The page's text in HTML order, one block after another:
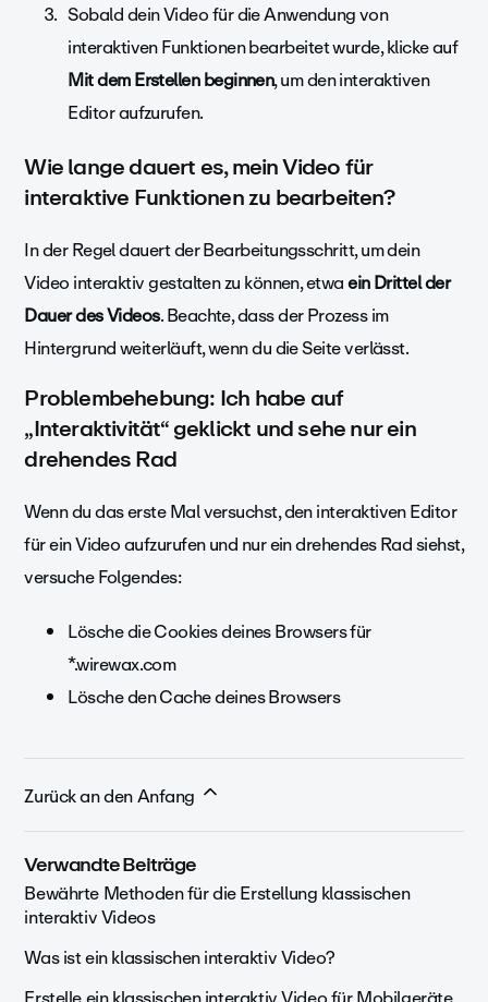
Sobald dein Video für die Anwendung von
interaktiven Funktionen bearbeitet wurde, klicke auf
Mit dem Erstellen beginnen, um den interaktiven
Editor aufzurufen.
Wie lange dauert es, mein Video für
interaktive Funktionen zu bearbeiten?
In der Regel dauert der Bearbeitungsschritt, um dein
Video interaktiv gestalten zu können, etwaein Drittel der
Dauer des Videos. Beachte, dass der Prozess im
Hintergrund weiterläuft, wenn du die Seite verlässt.
Problembehebung: Ich habe auf
„Interaktivität“ geklickt und sehe nur ein
drehendes Rad
Wenn du das erste Mal versuchst, den interaktiven Editor
für ein Video aufzurufen und nur ein drehendes Rad siehst,
versuche Folgendes:
Lösche die Cookies deines Browsers für
*.wirewax.com
Lösche den Cache deines Browsers
Zurück an den Anfang
Verwandte Beiträge
Bewährte Methoden für die Erstellung klassischen
interaktiv Videos
Was ist ein klassischen interaktiv Video?